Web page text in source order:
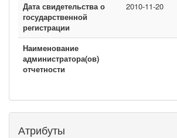
Дата свидетельства о
государственной
регистрации
2010-11-20
Наименование
администратора(ов)
отчетности
Атрибуты